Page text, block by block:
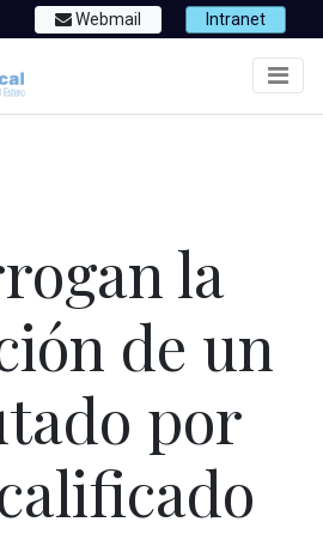
Webmail Intranet
la
de un
por